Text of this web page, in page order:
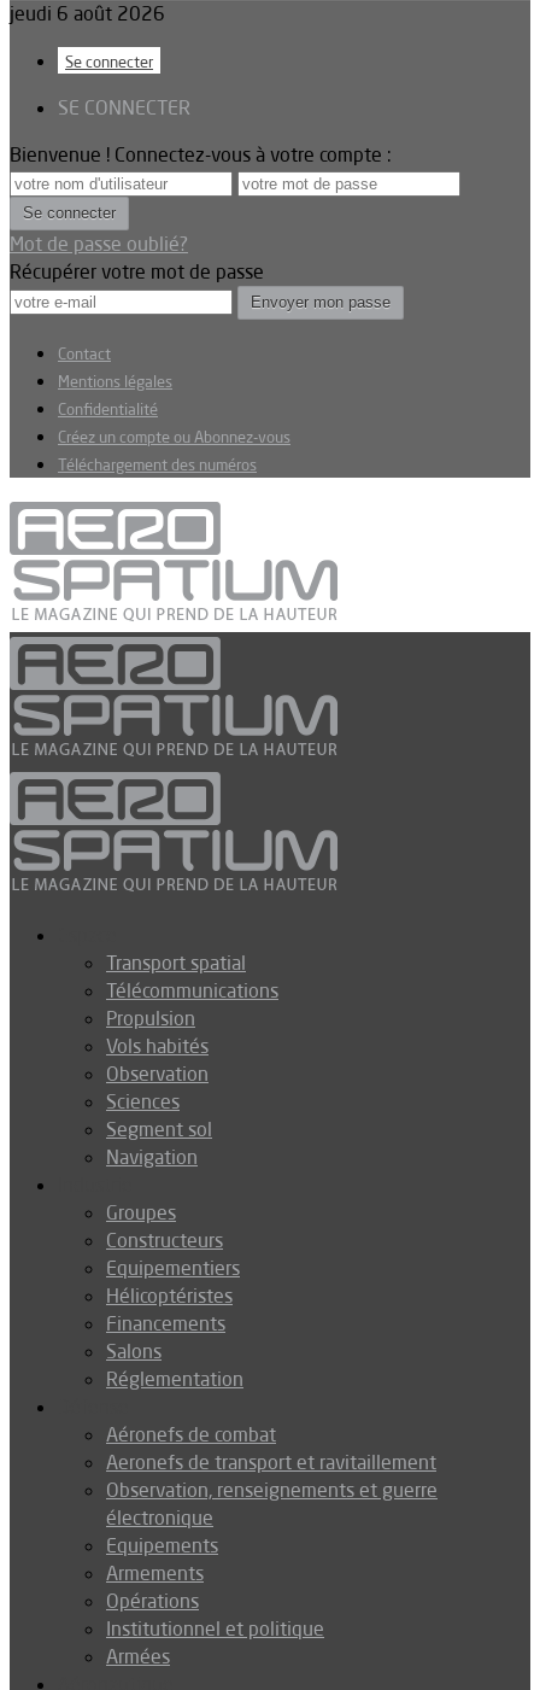
jeudi 6 août 2026
Se connecter
SE CONNECTER
Bienvenue ! Connectez-vous à votre compte :
Mot de passe oublié?
Récupérer votre mot de passe
Contact
Mentions légales
Confidentialité
Créez un compte ou Abonnez-vous
Téléchargement des numéros
Transport spatial
Télécommunications
Propulsion
Vols habités
Observation
Sciences
Segment sol
Navigation
Groupes
Constructeurs
Equipementiers
Hélicoptéristes
Financements
Salons
Réglementation
Aéronefs de combat
Aeronefs de transport et ravitaillement
Observation, renseignements et guerre
électronique
Equipements
Armements
Opérations
Institutionnel et politique
Armées